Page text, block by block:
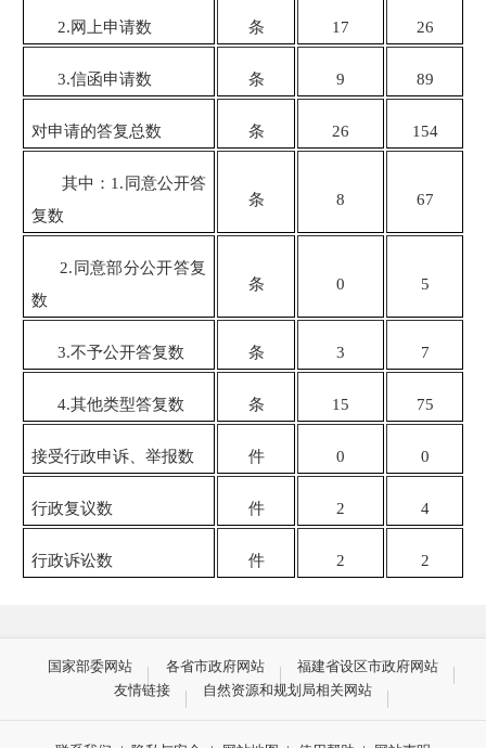
2.网上申请数 条 17 26
3.信函申请数 条 9 89
对申请的答复总数 条 26 154
其中：1.同意公开答
复数
条 8 67
2.同意部分公开答复
数
条 0 5
3.不予公开答复数 条 3 7
4.其他类型答复数 条 15 75
接受行政申诉、举报数 件 0 0
行政复议数 件 2 4
行政诉讼数 件 2 2
国家部委网站 各省市政府网站
福建省设区市政府网站
友情链接
自然资源和规划局相关网站